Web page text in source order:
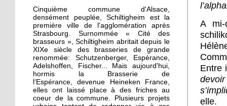
Appel à une
manifestation des
cyclistes
2 octobre 2019
Une trentaine de
personnes réunies contre
la misère
1 octobre 2019
Cinquième commune d'Alsace,
densément peuplée, Schiltigheim est la
première ville de l'agglomération après
Strasbourg. Surnommée « Cité des
brasseurs », Schiltigheim abritait depuis le
XIXe siècle des brasseries de grande
renommée: Schutzenberger, Espérance,
Adelshoffen, Fischer... Mais aujourd'hui,
hormis la Brasserie de
l'Espérance, devenue Heineken France,
elles ont laissé place à des friches au
coeur de la commune. Plusieurs projets
A mi-
Entre
elle.